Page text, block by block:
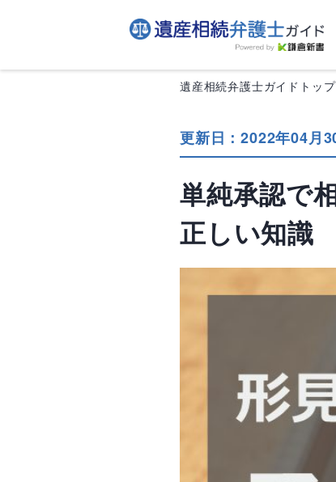
遺産相続弁護士ガイドトップ
更新日：2022年04月
単純承認で
正しい知識